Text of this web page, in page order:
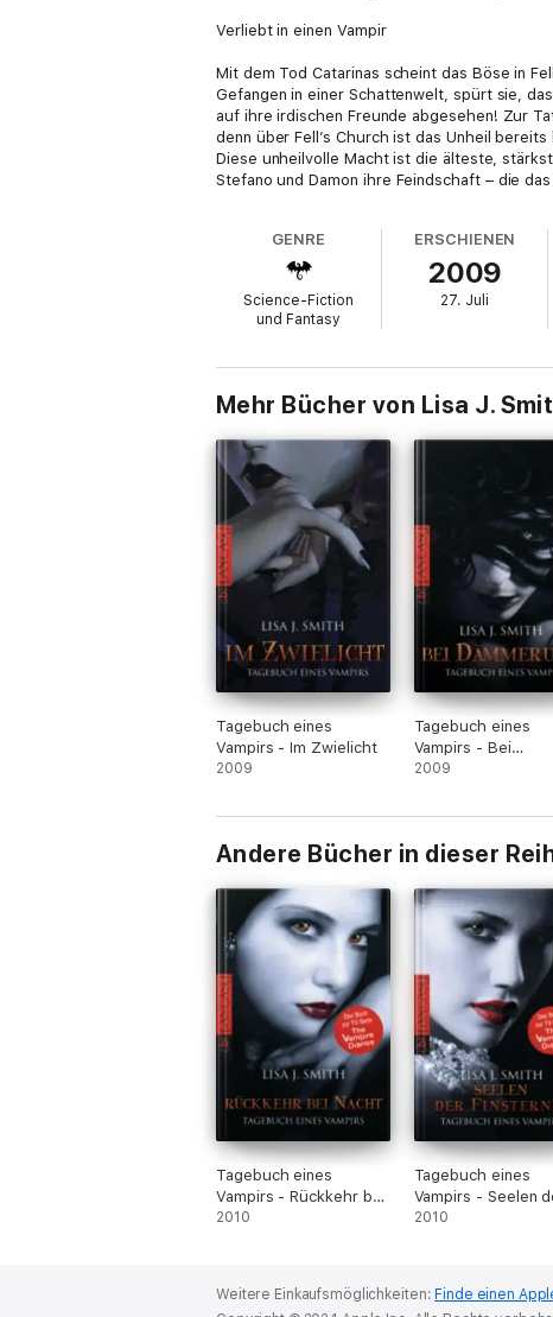
Verliebt in einen Vampir
Mit dem Tod Catarinas scheint das Böse in
Gefangen in einer Schattenwelt, spürt sie,
auf ihre irdischen Freunde abgesehen! Zur
denn über Fell’s Church ist das Unheil
Diese unheilvolle Macht ist die älteste,
Stefano und Damon ihre Feindschaft – die
Ursprung alles Bösen: Es ist Nicolaus, der
Preis ist Stefano zu hoch, um Elena zu
• Spannung und Romantik groß geschrieben!
• Pageturner mit Suchtgefahr
GENRE
Science-Fiction
und Fantasy
ERSCHIENEN
2009
27. Juli
Mehr Bücher von Lisa J.
Tagebuch eines
Vampirs - Im Zwielicht
2009
Tagebuch eines
Vampirs - Bei
Dämmerung
2009
Andere Bücher in dieser
Tagebuch eines
Vampirs - Rückkehr bei
Nacht
2010
Tagebuch eines
Vampirs - Seelen
Finsternis
2010
Weitere Einkaufsmöglichkeiten: Finde einen